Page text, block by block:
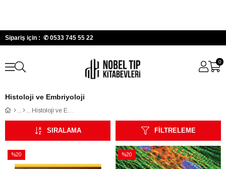
Sipariş için : ✆ 0533 745 55 22
0
Histoloji ve Embriyoloji
Histoloji ve Embriyoloji
FILTRELEME
SIRALAMA
%20
İndirim
%20
İndirim